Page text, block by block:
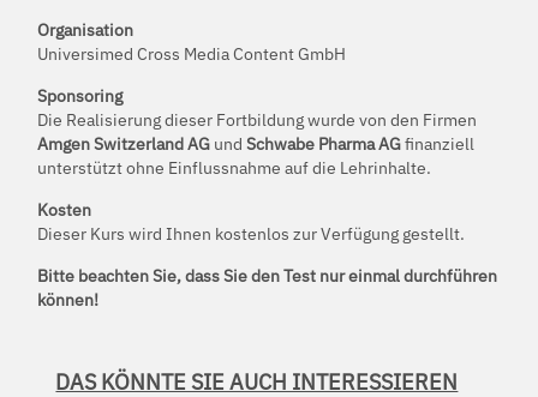
Organisation
Universimed Cross Media Content GmbH
Sponsoring
Die Realisierung dieser Fortbildung wurde von den Firmen
Amgen Switzerland AG und Schwabe Pharma AGfinanziell
unterstützt ohne Einflussnahme auf die Lehrinhalte.
Kosten
Dieser Kurs wird Ihnen kostenlos zur Verfügung gestellt.
Bitte beachten Sie, dass Sie den Test nur einmal durchführen
können!
DAS KÖNNTE SIE AUCH INTERESSIEREN